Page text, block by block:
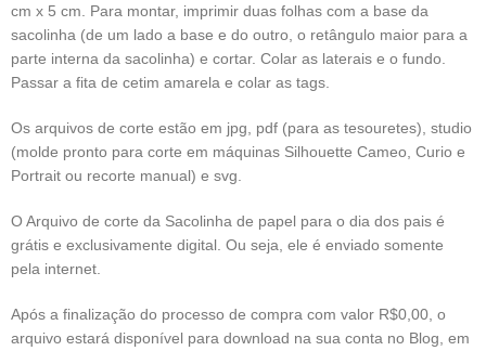
cm x 5 cm. Para montar, imprimir duas folhas com a base da
sacolinha (de um lado a base e do outro, o retângulo maior para a
parte interna da sacolinha) e cortar. Colar as laterais e o fundo.
Passar a fita de cetim amarela e colar as tags.
Os arquivos de corte estão em jpg, pdf (para as tesouretes), studio
(molde pronto para corte em máquinas Silhouette Cameo, Curio e
Portrait ou recorte manual) e svg.
O Arquivo de corte da Sacolinha de papel para o dia dos pais é
grátis e exclusivamente digital. Ou seja, ele é enviado somente
pela internet.
Após a finalização do processo de compra com valor R$0,00, o
arquivo estará disponível para download na sua conta no Blog, em